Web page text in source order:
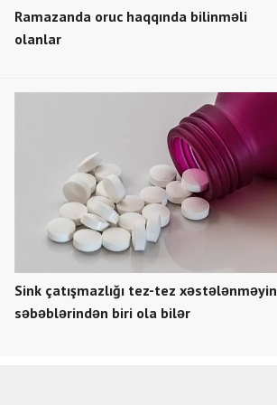
Ramazanda oruc haqqında bilinməli
olanlar
Sink çatışmazlığı tez-tez xəstələnməyin
səbəblərindən biri ola bilər